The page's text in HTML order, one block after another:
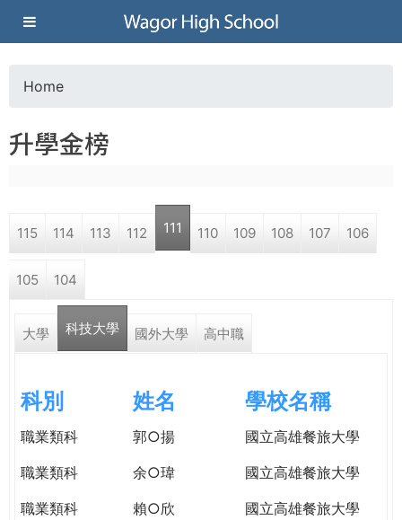
Jump to navigation
葳
格
高
學
格。
o
a
r
e
e
r
e
Home
升學金榜
115 114 113 112 111 110 109 108 107 106
105 104
大學 科技大學 國外大學 高中職
科別 姓名 學校名稱
職業類科 郭○揚
國立高雄餐旅大學
職業類科
余○瑋
國立高雄餐旅大學
職業類科
賴○欣
國立高雄餐旅大學